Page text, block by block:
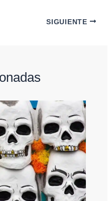
SIGUIENTE